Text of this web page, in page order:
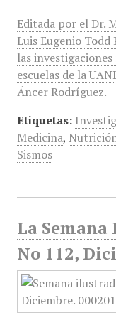
Editada por el Dr.
Luis Eugenio
las
escuelas de la
Áncer Rodríguez.
Etiquetas:
Medicina,
Sismos
La
No 112,